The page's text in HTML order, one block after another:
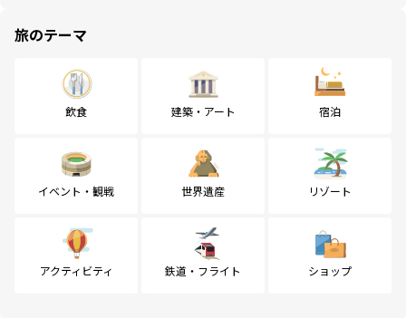
旅のテーマ
飲食 建築・アート 宿泊
イベント・観戦 世界遺産 リゾート
アクティビティ 鉄道・フライト ショップ